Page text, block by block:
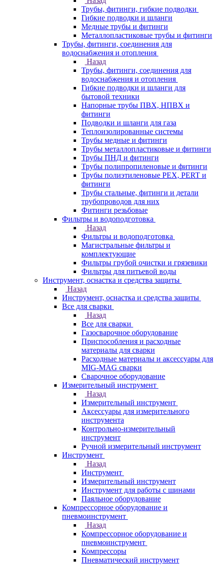
Трубы, фитинги, гибкие подводки
Гибкие подводки и шланги
Медные трубы и фитинги
Металлопластиковые трубы и фитинги
Трубы, фитинги, соединения для
водоснабжения и отопления
Назад
Трубы, фитинги, соединения для
водоснабжения и отопления
Гибкие подводки и шланги для
бытовой техники
Напорные трубы ПВХ, НПВХ и
фитинги
Подводки и шланги для газа
Теплоизолированные системы
Трубы медные и фитинги
Трубы металлопластиковые и фитинги
Трубы ПНД и фитинги
Трубы полипропиленовые и фитинги
Трубы полиэтиленовые PEX, PERT и
фитинги
Трубы стальные, фитинги и детали
трубопроводов для них
Фитинги резьбовые
Фильтры и водоподготовка
Назад
Фильтры и водоподготовка
Магистральные фильтры и
комплектующие
Фильтры грубой очистки и грязевики
Фильтры для питьевой воды
Инструмент, оснастка и средства защиты
Назад
Инструмент, оснастка и средства защиты
Все для сварки
Назад
Все для сварки
Газосварочное оборудование
Приспособления и расходные
материалы для сварки
Расходные материалы и аксессуары для
MIG-MAG сварки
Сварочное оборудование
Измерительный инструмент
Назад
Измерительный инструмент
Аксессуары для измерительного
инструмента
Контрольно-измерительный
инструмент
Ручной измерительный инструмент
Инструмент
Назад
Инструмент
Измерительный инструмент
Инструмент для работы с шинами
Паяльное оборудование
Компрессорное оборудование и
пневмоинструмент
Назад
Компрессорное оборудование и
пневмоинструмент
Компрессоры
Пневматический инструмент